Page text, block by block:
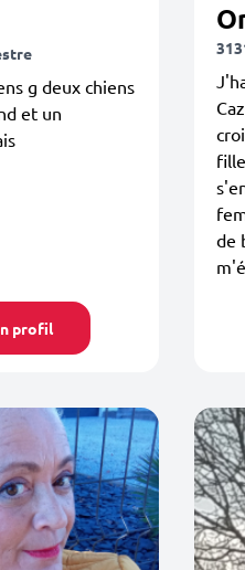
g deux chiens
et un
profil
de